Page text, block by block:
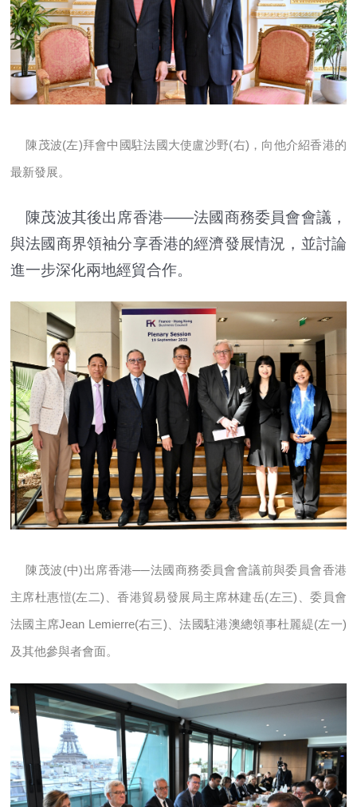
陳茂波(左)拜會中國駐法國大使盧沙野(右)，向他介紹香港的
最新發展。
陳茂波其後出席香港——法國商務委員會會議，
與法國商界領袖分享香港的經濟發展情況，並討論
進一步深化兩地經貿合作。
陳茂波(中)出席香港──法國商務委員會會議前與委員會香港
主席杜惠愷(左二)、香港貿易發展局主席林建岳(左三)、委員會
法國主席Jean Lemierre(右三)、法國駐港澳總領事杜麗緹(左一)
及其他參與者會面。